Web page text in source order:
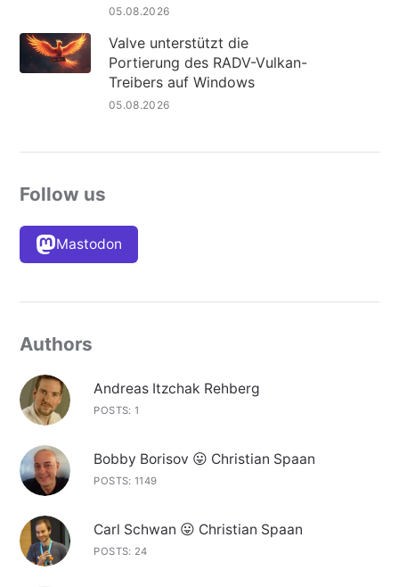
05.08.2026
Valve unterstützt die
Portierung des RADV-Vulkan-
Treibers auf Windows
05.08.2026
Follow us
Mastodon
Authors
Andreas Itzchak Rehberg
POSTS: 1
Bobby Borisov 😛 Christian Spaan
POSTS: 1149
Carl Schwan 😛 Christian Spaan
POSTS: 24